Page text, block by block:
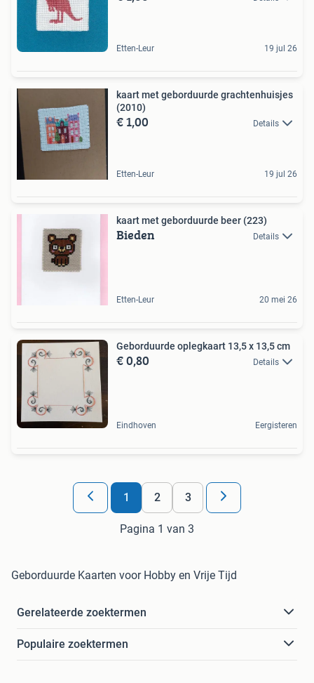
Etten-Leur 19 jul 26
kaart met geborduurde grachtenhuisjes
(2010)
€ 1,00 Details
Etten-Leur 19 jul 26
kaart met geborduurde beer (223)
Bieden Details
Etten-Leur 20 mei 26
Geborduurde oplegkaart 13,5 x 13,5 cm
€ 0,80 Details
Eindhoven Eergisteren
1 2 3
Pagina 1 van 3
Geborduurde Kaarten voor Hobby en Vrije Tijd
Gerelateerde zoektermen
Populaire zoektermen